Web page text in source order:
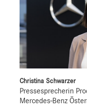
Christina Schwarzer
Pressesprecherin
Mercedes-Benz